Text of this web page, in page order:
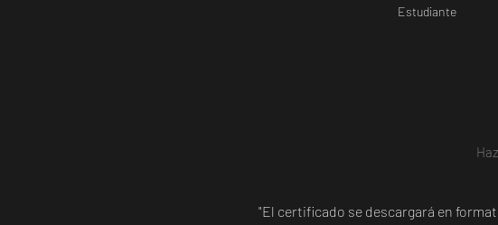
Estudiante
"El certificado se descargará en